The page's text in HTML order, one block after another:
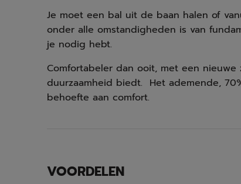
Je moet een bal uit de baan halen of
onder alle omstandigheden is van
je nodig hebt.
Comfortabeler dan ooit, met een
duurzaamheid biedt. Het ademende,
behoefte aan comfort.
VOORDELEN